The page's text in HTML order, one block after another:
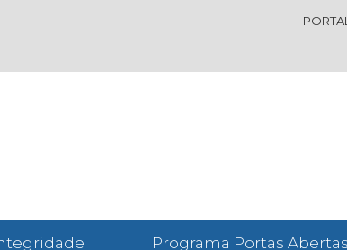
Programa Portas Abertas